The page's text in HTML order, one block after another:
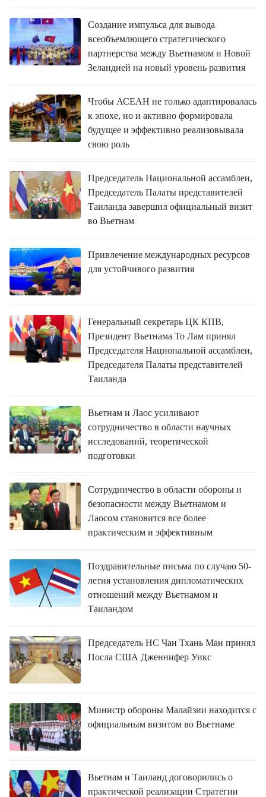
Создание импульса для вывода
всеобъемлющего стратегического
партнерства между Вьетнамом и Новой
Зеландией на новый уровень развития
Чтобы АСЕАН не только адаптировалась
к эпохе, но и активно формировала
будущее и эффективно реализовывала
свою роль
Председатель Национальной ассамблеи,
Председатель Палаты представителей
Таиланда завершил официальный визит
во Вьетнам
Привлечение международных ресурсов
для устойчивого развития
Генеральный секретарь ЦК КПВ,
Президент Вьетнама То Лам принял
Председателя Национальной ассамблеи,
Председателя Палаты представителей
Таиланда
Вьетнам и Лаос усиливают
сотрудничество в области научных
исследований, теоретической
подготовки
Сотрудничество в области обороны и
безопасности между Вьетнамом и
Лаосом становится все более
практическим и эффективным
Поздравительные письма по случаю 50-
летия установления дипломатических
отношений между Вьетнамом и
Таиландом
Председатель НС Чан Тхань Ман принял
Посла США Дженнифер Уикс
Министр обороны Малайзии находится с
официальным визитом во Вьетнаме
Вьетнам и Таиланд договорились о
практической реализации Стратегии